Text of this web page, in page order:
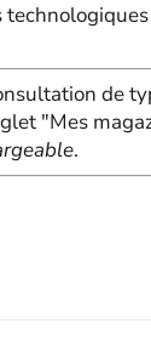
de
"Mes
.